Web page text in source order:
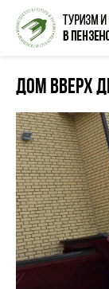
Дом вверх